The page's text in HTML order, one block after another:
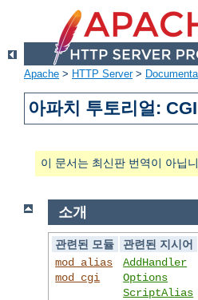
Apache > HTTP Server>
아파치 투토리얼:
이 문서는 최신판 번역이 아닙
소개
관련된 모듈
관련된 지시어
mod_alias
mod_cgi
AddHandler
Options
ScriptAlias